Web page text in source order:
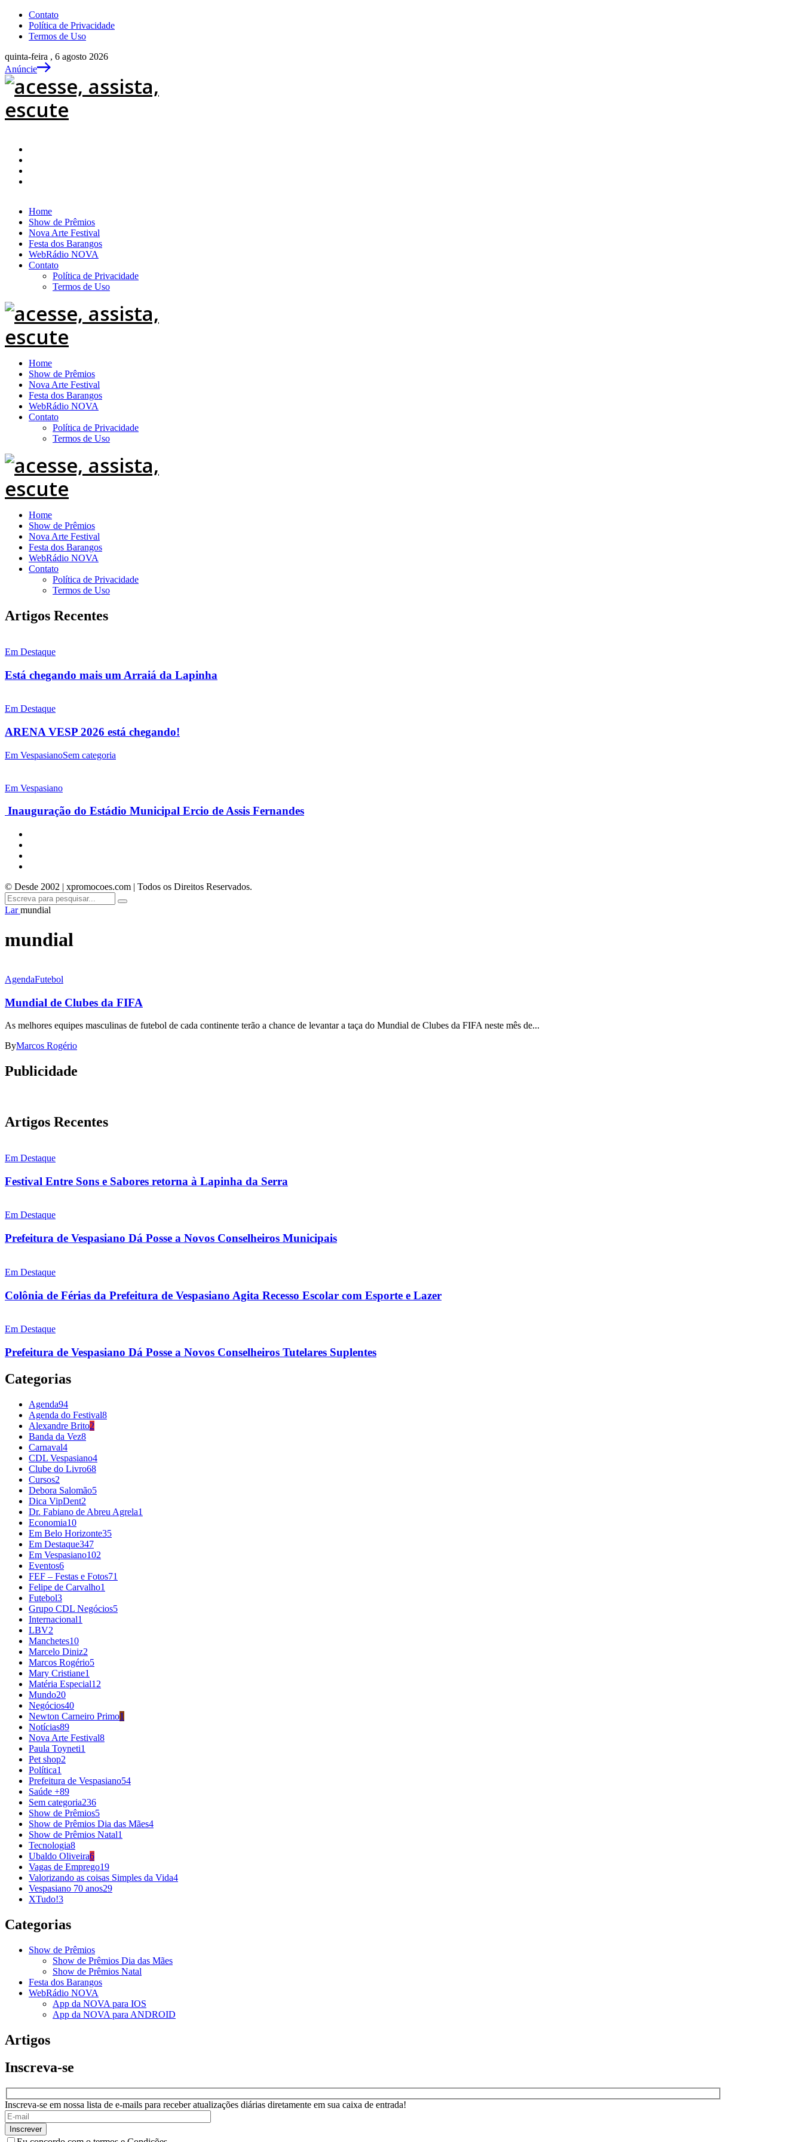
Contato
Política de Privacidade
Termos de Uso
quinta-feira , 6 agosto 2026
Anúncie
Home
Show de Prêmios
Nova Arte Festival
Festa dos Barangos
WebRádio NOVA
Contato
Política de Privacidade
Termos de Uso
Home
Show de Prêmios
Nova Arte Festival
Festa dos Barangos
WebRádio NOVA
Contato
Política de Privacidade
Termos de Uso
Home
Show de Prêmios
Nova Arte Festival
Festa dos Barangos
WebRádio NOVA
Contato
Política de Privacidade
Termos de Uso
Artigos Recentes
Em Destaque
Está chegando mais um Arraiá da Lapinha
Em Destaque
ARENA VESP 2026 está chegando!
Em VespasianoSem categoria
Em Vespasiano
Inauguração do Estádio Municipal Ercio de Assis Fernandes
© Desde 2002 | xpromocoes.com | Todos os Direitos Reservados.
Larmundial
mundial
AgendaFutebol
Mundial de Clubes da FIFA
As melhores equipes masculinas de futebol de cada continente terão a chance de levantar a taça do Mundial de Clubes da FIFA neste mês de...
ByMarcos Rogério
Publicidade
Artigos Recentes
Em Destaque
Festival Entre Sons e Sabores retorna à Lapinha da Serra
Em Destaque
Prefeitura de Vespasiano Dá Posse a Novos Conselheiros Municipais
Em Destaque
Colônia de Férias da Prefeitura de Vespasiano Agita Recesso Escolar com Esporte e Lazer
Em Destaque
Prefeitura de Vespasiano Dá Posse a Novos Conselheiros Tutelares Suplentes
Categorias
Agenda94
Agenda do Festival8
Alexandre Brito2
Banda da Vez8
Carnaval4
CDL Vespasiano4
Clube do Livro68
Cursos2
Debora Salomão5
Dica VipDent2
Dr. Fabiano de Abreu Agrela1
Economia10
Em Belo Horizonte35
Em Destaque347
Em Vespasiano102
Eventos6
FEF – Festas e Fotos71
Felipe de Carvalho1
Futebol3
Grupo CDL Negócios5
Internacional1
LBV2
Manchetes10
Marcelo Diniz2
Marcos Rogério5
Mary Cristiane1
Matéria Especial12
Mundo20
Negócios40
Newton Carneiro Primo1
Notícias89
Nova Arte Festival8
Paula Toyneti1
Pet shop2
Política1
Prefeitura de Vespasiano54
Saúde +89
Sem categoria236
Show de Prêmios5
Show de Prêmios Dia das Mães4
Show de Prêmios Natal1
Tecnologia8
Ubaldo Oliveira6
Vagas de Emprego19
Valorizando as coisas Simples da Vida4
Vespasiano 70 anos29
XTudo!3
Categorias
Show de Prêmios
Show de Prêmios Dia das Mães
Show de Prêmios Natal
Festa dos Barangos
WebRádio NOVA
App da NOVA para IOS
App da NOVA para ANDROID
Artigos
Inscreva-se
Inscreva-se em nossa lista de e-mails para receber atualizações diárias diretamente em sua caixa de entrada!